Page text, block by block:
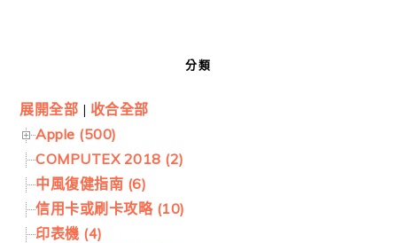
分類
展開全部 | 收合全部
Apple (500)
COMPUTEX 2018 (2)
中風復健指南 (6)
信用卡或刷卡攻略 (10)
印表機 (4)